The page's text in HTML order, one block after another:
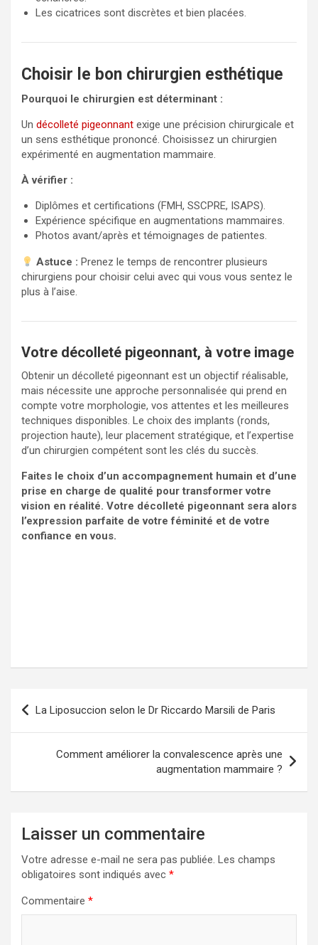
Les cicatrices sont discrètes et bien placées.
Choisir le bon chirurgien esthétique
Pourquoi le chirurgien est déterminant :
Un décolleté pigeonnant exige une précision chirurgicale et
un sens esthétique prononcé. Choisissez un chirurgien
expérimenté en augmentation mammaire.
À vérifier :
Diplômes et certifications (FMH, SSCPRE, ISAPS).
Expérience spécifique en augmentations mammaires.
Photos avant/après et témoignages de patientes.
Astuce : Prenez le temps de rencontrer plusieurs
chirurgiens pour choisir celui avec qui vous vous sentez le
plus à l’aise.
Votre décolleté pigeonnant, à votre image
Obtenir un décolleté pigeonnant est un objectif réalisable,
mais nécessite une approche personnalisée qui prend en
compte votre morphologie, vos attentes et les meilleures
techniques disponibles. Le choix des implants (ronds,
projection haute), leur placement stratégique, et l’expertise
d’un chirurgien compétent sont les clés du succès.
Faites le choix d’un accompagnement humain et d’une
prise en charge de qualité pour transformer votre
vision en réalité. Votre décolleté pigeonnant sera alors
l’expression parfaite de votre féminité et de votre
confiance en vous.
g
La Liposuccion selon le Dr Riccardo Marsili de Paris
Comment améliorer la convalescence après une
augmentation mammaire ?
Laisser un commentaire
Votre adresse e-mail ne sera pas publiée. Les champs
obligatoires sont indiqués avec *
Commentaire *